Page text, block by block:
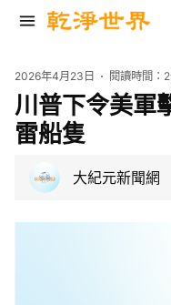
2026年4月23日 閱讀時間：
川普下令美軍
雷船隻
大紀元新聞網